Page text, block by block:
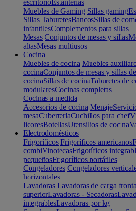
escritorioEstanterías
Muebles de Gaming Sillas gaming
Sillas TaburetesBancosSillas de
infantilesComplementos para sillas
Mesas Conjuntos de mesas y sillas
altasMesas multiusos
Cocina
Muebles de cocina Muebles
cocinaConjuntos de mesas y sillas
cocinaSillas de cocinaTaburetes de
modularesCocinas completas
Cocinas a medida
Accesorios de cocina Menaje
mesaCuberteríaCuchillos para chef
licoresBotellasUtensilios de cocina
Electrodomésticos
Frigoríficos Frigoríficos americanos
combiVinotecasFrigoríficos
pequeñosFrigoríficos portátiles
Congeladores Congeladores
horizontales
Lavadoras Lavadoras de carga
superiorLavadoras - Secadoras
integrablesLavadoras por kg